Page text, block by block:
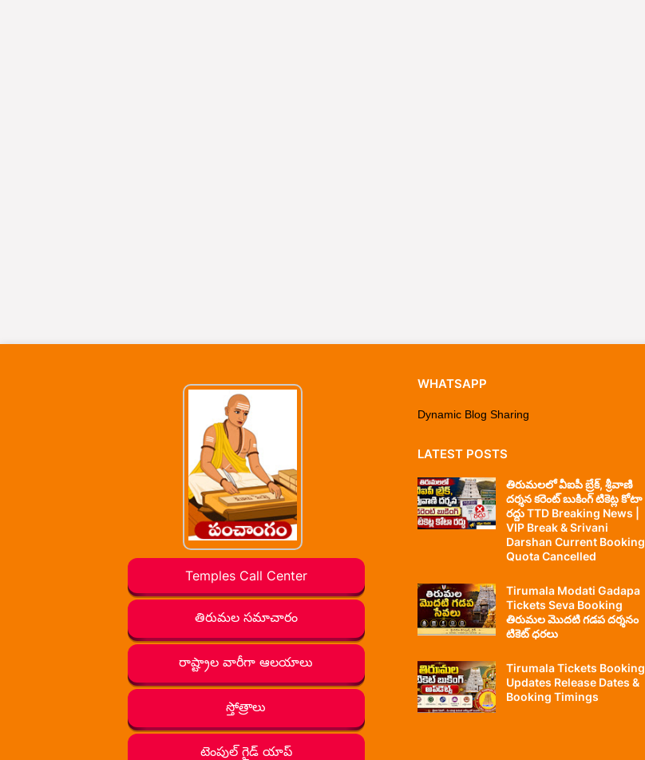
Temples Call Center
తిరుమల సమాచారం
రాష్ట్రాల వారీగా ఆలయాలు
స్తోత్రాలు
టెంపుల్ గైడ్ యాప్
WHATSAPP
Dynamic Blog Sharing
LATEST POSTS
తిరుమలలో వీఐపీ బ్రేక్, శ్రీవాణి
దర్శన కరెంట్ బుకింగ్ టికెట్ల కోటా
రద్దు TTD Breaking News |
VIP Break & Srivani
Darshan Current Booking
Quota Cancelled
Tirumala Modati Gadapa
Tickets Seva Booking
తిరుమల మొదటి గడప దర్శనం
టికెట్ ధరలు
Tirumala Tickets Booking
Updates Release Dates &
Booking Timings